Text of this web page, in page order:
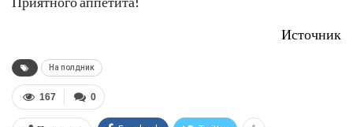
Источник
На полдник
0
167